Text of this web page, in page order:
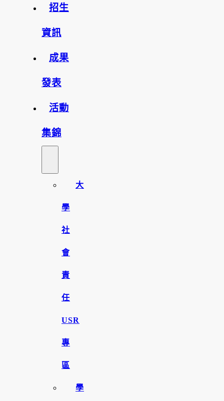
招生
資訊
成果
發表
活動
集錦
大
學
社
會
責
任
USR
專
區
學